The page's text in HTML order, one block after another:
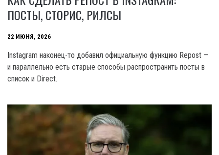
ПОСТЫ, СТОРИС, РИЛСЫ
22 ИЮНЯ, 2026
Instagram наконец-то добавил официальную функцию Repost —
и параллельно есть старые способы распространить посты в
список и Direct.